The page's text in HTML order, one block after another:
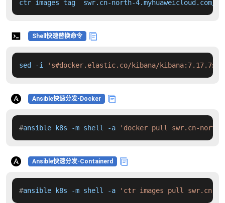
ctr images tag  swr.cn-north-
Shell快速替换命令
sed -i 's#docker.elastic.co/kibana/
Ansible快速分发-Docker
#ansible k8s -m shell -a 'docker pull swr.cn-north-
Ansible快速分发-Containerd
#ansible k8s -m shell -a 'ctr images pull swr.cn-